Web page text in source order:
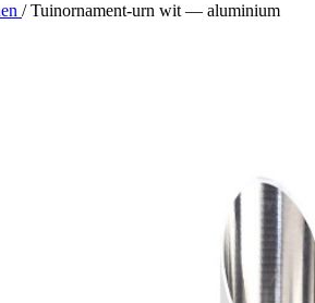
/ Tuinornament-urn wit — aluminium